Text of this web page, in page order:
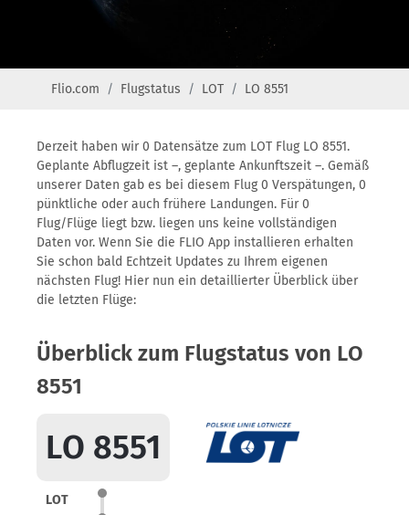
Flio.com Flugstatus LOT LO 8551
Derzeit haben wir 0 Datensätze zum LOT Flug LO 8551.
Geplante Abflugzeit ist –, geplante Ankunftszeit –. Gemäß
unserer Daten gab es bei diesem Flug 0 Verspätungen, 0
pünktliche oder auch frühere Landungen. Für 0
Flug/Flüge liegt bzw. liegen uns keine vollständigen
Daten vor. Wenn Sie die FLIO App installieren erhalten
Sie schon bald Echtzeit Updates zu Ihrem eigenen
nächsten Flug! Hier nun ein detaillierter Überblick über
die letzten Flüge:
Überblick zum Flugstatus von LO
8551
LO 8551
LOT